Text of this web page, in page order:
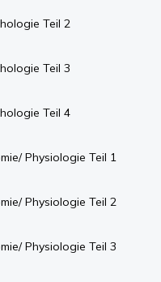
Teil 2
Teil 3
Teil 4
Physiologie Teil 1
Physiologie Teil 2
Physiologie Teil 3